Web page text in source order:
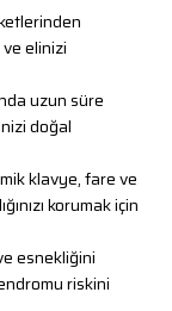
elinizi
uzun süre
doğal
klavye, fare ve
korumak için
esnekliğini
riskini